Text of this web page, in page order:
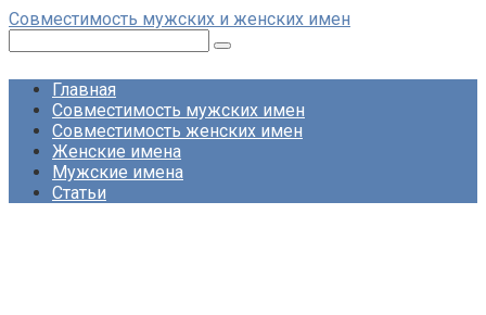
Перейти
контенту
Совместимость мужских и женских имен
Главная
Совместимость мужских имен
Совместимость женских имен
Женские имена
Мужские имена
Статьи